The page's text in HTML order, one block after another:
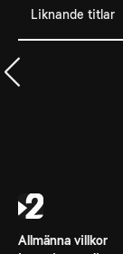
Liknande titlar
Allmänna villkor